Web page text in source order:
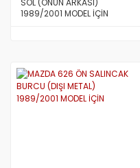
SOL (ÖNÜN ARKASI)
1989/2001 MODEL İÇİN